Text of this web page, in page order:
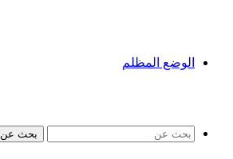
الوضع المظلم
بحث عن